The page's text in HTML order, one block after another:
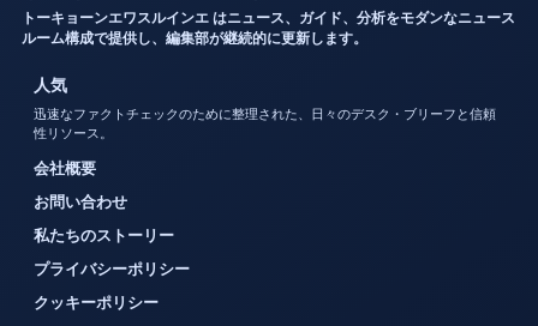
トーキョーンエワスルインエ はニュース、ガイド、分析をモダンなニュース
ルーム構成で提供し、編集部が継続的に更新します。
人気
迅速なファクトチェックのために整理された、日々のデスク・ブリーフと信頼
性リソース。
会社概要
お問い合わせ
私たちのストーリー
プライバシーポリシー
クッキーポリシー